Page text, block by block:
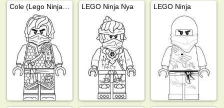
LEGO Ninja Nya LEGO Ninja